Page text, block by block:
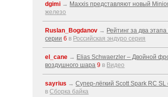
dgimi → Maxxis представляют новый
железо
Ruslan_Bogdanov → Рейтинг за два
серии 6 в Российская эндуро серия
el_cane → Elias Schwaerzler – Двойной
воздушного шара 9 в Видео
sayrius →Супер-лёгкий Scott Spark RC
вСборка байка